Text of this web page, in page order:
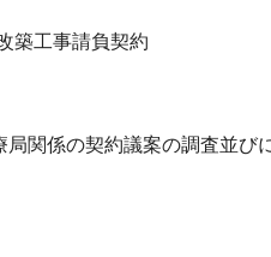
築工事請負契約
関係の契約議案の調査並び